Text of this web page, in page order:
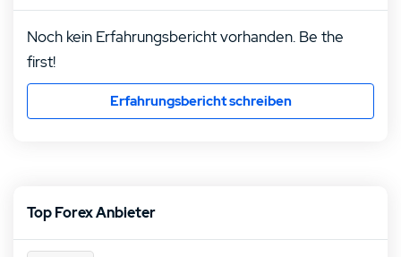
Noch kein Erfahrungsbericht vorhanden. Be the
first!
Erfahrungsbericht schreiben
Top Forex Anbieter